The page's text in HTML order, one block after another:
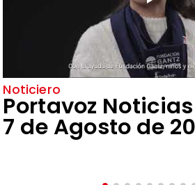
Noticiero
Portavoz
7 de Agosto de